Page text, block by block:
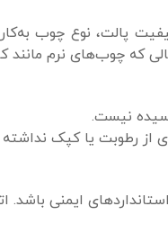
کیفیت پالت، نوع چوب
حالی که چوب‌های نرم
نیست.
از رطوبت یا کپک نداشته
ایمنی